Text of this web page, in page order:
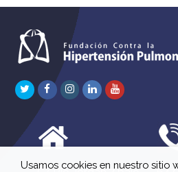
TwitterFacebook
Instagram
LinkedInYoutube
Usamos cookies en nuestro sitio